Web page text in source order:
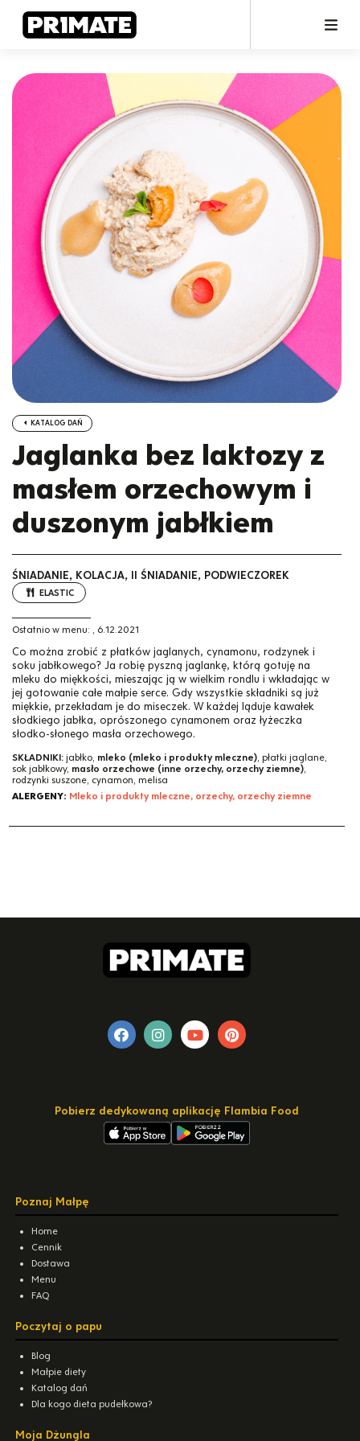
KATALOG DAŃ
Jaglanka bez laktozy z
masłem orzechowym i
duszonym jabłkiem
ŚNIADANIE, KOLACJA, II ŚNIADANIE, PODWIECZOREK
ELASTIC
Ostatnio w menu: , 6.12.2021
Co można zrobić z płatków jaglanych, cynamonu, rodzynek i
soku jabłkowego? Ja robię pyszną jaglankę, którą gotuję na
mleku do miękkości, mieszając ją w wielkim rondlu i wkładając w
jej gotowanie całe małpie serce. Gdy wszystkie składniki są już
miękkie, przekładam je do miseczek. W każdej ląduje kawałek
słodkiego jabłka, oprószonego cynamonem oraz łyżeczka
słodko-słonego masła orzechowego.
SKŁADNIKI: jabłko, mleko (mleko i produkty mleczne), płatki jaglane,
sok jabłkowy, masło orzechowe (inne orzechy, orzechy ziemne),
rodzynki suszone, cynamon, melisa
ALERGENY: Mleko i produkty mleczne, orzechy, orzechy ziemne
Pobierz dedykowaną aplikację Flambia Food
Poznaj Małpę
Home
Cennik
Dostawa
Menu
FAQ
Poczytaj o papu
Blog
Małpie diety
Katalog dań
Dla kogo dieta pudełkowa?
Moja Dżungla